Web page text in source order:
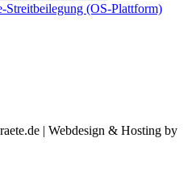
Streitbeilegung (OS-Plattform)
| Webdesign & Hosting by